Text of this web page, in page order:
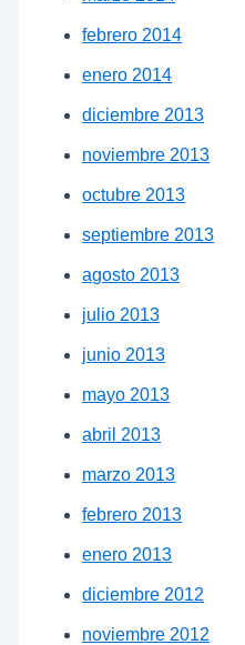
febrero 2014
enero 2014
diciembre 2013
noviembre 2013
octubre 2013
septiembre 2013
agosto 2013
julio 2013
junio 2013
mayo 2013
abril 2013
marzo 2013
febrero 2013
enero 2013
diciembre 2012
noviembre 2012